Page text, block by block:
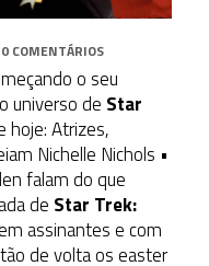
0 COMENTÁRIOS
o seu
universo de Star
hoje: Atrizes,
Nichelle Nichols •
falam do que
de Star Trek:
assinantes e com
de volta os easter